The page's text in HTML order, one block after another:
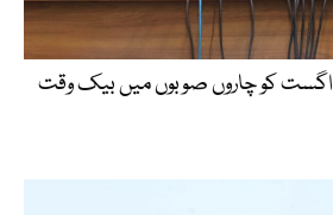
جماعت اسلامی کا 16 اگست کو چاروں صوبوں میں بیک وقت